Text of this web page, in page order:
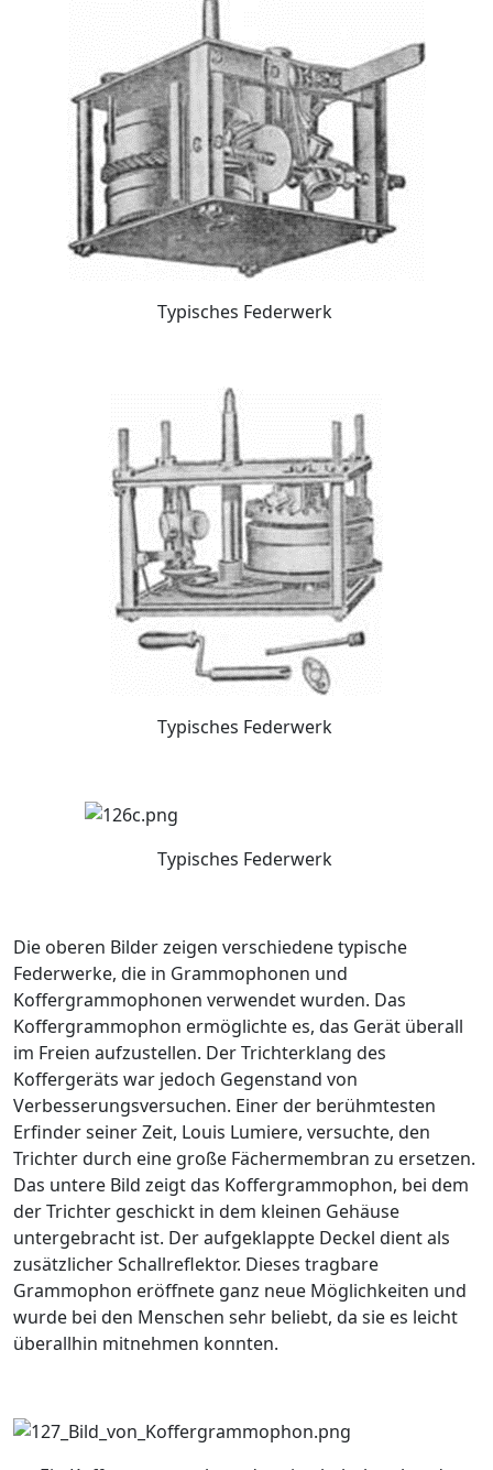
Typisches Federwerk
Typisches Federwerk
Typisches Federwerk
Die oberen Bilder zeigen verschiedene typische
Federwerke, die in Grammophonen und
Koffergrammophonen verwendet wurden. Das
Koffergrammophon ermöglichte es, das Gerät überall
im Freien aufzustellen. Der Trichterklang des
Koffergeräts war jedoch Gegenstand von
Verbesserungsversuchen. Einer der berühmtesten
Erfinder seiner Zeit, Louis Lumiere, versuchte, den
Trichter durch eine große Fächermembran zu ersetzen.
Das untere Bild zeigt das Koffergrammophon, bei dem
der Trichter geschickt in dem kleinen Gehäuse
untergebracht ist. Der aufgeklappte Deckel dient als
zusätzlicher Schallreflektor. Dieses tragbare
Grammophon eröffnete ganz neue Möglichkeiten und
wurde bei den Menschen sehr beliebt, da sie es leicht
überallhin mitnehmen konnten.